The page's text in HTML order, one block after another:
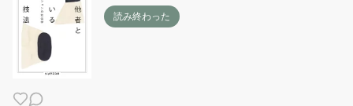
読み終わった